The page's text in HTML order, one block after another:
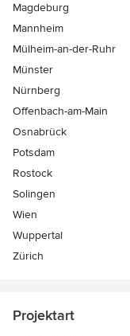
Magdeburg
Mannheim
Mülheim-an-der-Ruhr
Münster
Nürnberg
Offenbach-am-Main
Osnabrück
Potsdam
Rostock
Solingen
Wien
Wuppertal
Zürich
Projektart